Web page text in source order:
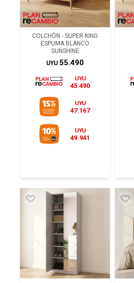
COLCHÓN - SUPER KING
ESPUMA BLANCO
SUNSHINE
UYU 55.490
UYU
45.490
UYU
47.167
UYU
49.941